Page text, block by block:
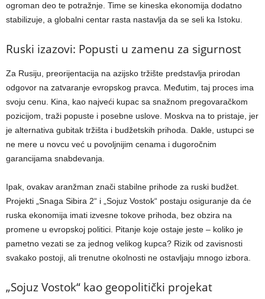
ogroman deo te potražnje. Time se kineska ekonomija dodatno
stabilizuje, a globalni centar rasta nastavlja da se seli ka Istoku.
Ruski izazovi: Popusti u zamenu za sigurnost
Za Rusiju, preorijentacija na azijsko tržište predstavlja prirodan
odgovor na zatvaranje evropskog pravca. Međutim, taj proces ima
svoju cenu. Kina, kao najveći kupac sa snažnom pregovaračkom
pozicijom, traži popuste i posebne uslove. Moskva na to pristaje, jer
je alternativa gubitak tržišta i budžetskih prihoda. Dakle, ustupci se
ne mere u novcu već u povoljnijim cenama i dugoročnim
garancijama snabdevanja.
Ipak, ovakav aranžman znači stabilne prihode za ruski budžet.
Projekti „Snaga Sibira 2“ i „Sojuz Vostok“ postaju osiguranje da će
ruska ekonomija imati izvesne tokove prihoda, bez obzira na
promene u evropskoj politici. Pitanje koje ostaje jeste – koliko je
pametno vezati se za jednog velikog kupca? Rizik od zavisnosti
svakako postoji, ali trenutne okolnosti ne ostavljaju mnogo izbora.
„Sojuz Vostok“ kao geopolitički projekat